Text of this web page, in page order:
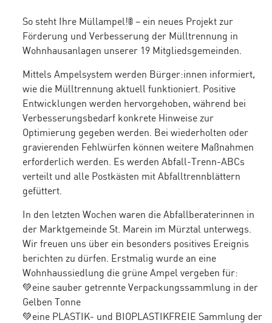
So steht Ihre Müllampel!🚦 – ein neues Projekt zur
Förderung und Verbesserung der Mülltrennung in
Wohnhausanlagen unserer 19 Mitgliedsgemeinden.
Mittels Ampelsystem werden Bürger:innen informiert,
wie die Mülltrennung aktuell funktioniert. Positive
Entwicklungen werden hervorgehoben, während bei
Verbesserungsbedarf konkrete Hinweise zur
Optimierung gegeben werden. Bei wiederholten oder
gravierenden Fehlwürfen können weitere Maßnahmen
erforderlich werden. Es werden Abfall-Trenn-ABCs
verteilt und alle Postkästen mit Abfalltrennblättern
gefüttert.
In den letzten Wochen waren die Abfallberaterinnen in
der Marktgemeinde St. Marein im Mürztal unterwegs.
Wir freuen uns über ein besonders positives Ereignis
berichten zu dürfen. Erstmalig wurde an eine
Wohnhaussiedlung die grüne Ampel vergeben für:
💚eine sauber getrennte Verpackungssammlung in der
Gelben Tonne
💚eine PLASTIK- und BIOPLASTIKFREIE Sammlung der